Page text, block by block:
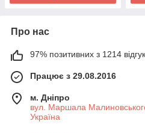
Про нас
97% позитивних з 1214
Працює з 29.08.2016
м. Дніпро
вул. Маршала
Україна